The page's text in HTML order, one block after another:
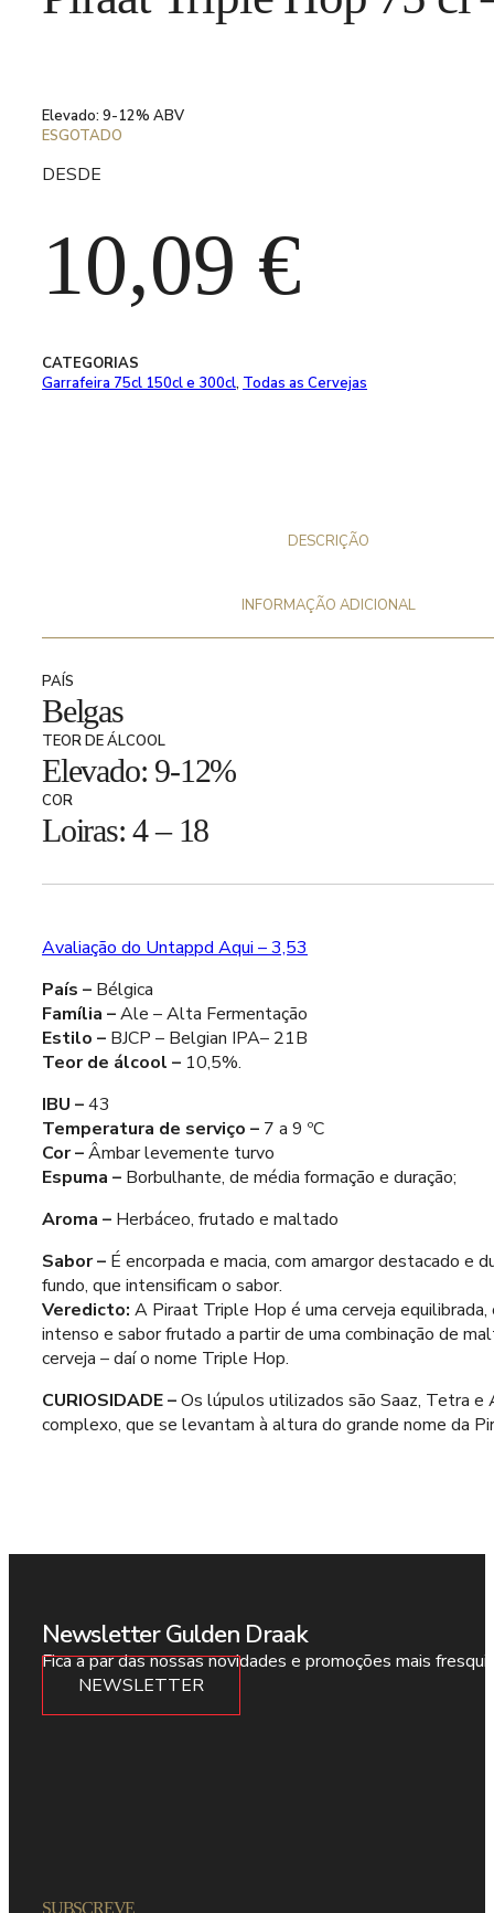
Elevado: 9-12% ABV
ESGOTADO
DESDE
10,09 €
CATEGORIAS
Garrafeira 75cl 150cl e 300cl, Todas as Cervejas
DESCRIÇÃO
INFORMAÇÃO ADICIONAL
PAÍS
Belgas
TEOR DE ÁLCOOL
Elevado: 9-12%
COR
Loiras: 4 – 18
Avaliação do Untappd Aqui – 3,53
País – Bélgica
Família –Ale – Alta Fermentação
Estilo – BJCP – Belgian IPA– 21B
Teor de álcool – 10,5%.
IBU –43
Temperatura de serviço – 7 a 9 ºC
Cor –Âmbar levemente turvo
Espuma – Borbulhante, de média formação e duração;
Aroma – Herbáceo, frutado e maltado
Sabor – É encorpada e macia, com amargor destacado e
fundo, que intensificam o sabor.
Veredicto: A Piraat Triple Hop é uma cerveja
intenso e sabor frutado a partir de uma combinação de
cerveja – daí o nome Triple Hop.
CURIOSIDADE –Os lúpulos utilizados são Saaz, Tetra e
complexo, que se levantam à altura do grande nome da
Newsletter Gulden Draak
Fica a par das nossas novidades e promoções mais
NEWSLETTER
SUBSCREVE